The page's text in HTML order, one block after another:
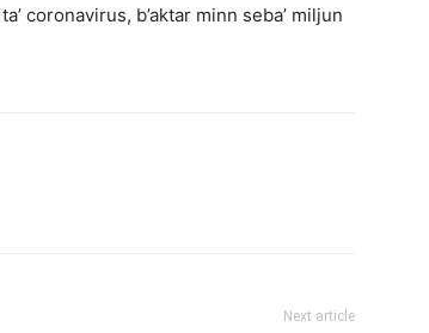
coronavirus, b’aktar minn seba’ miljun
Next article